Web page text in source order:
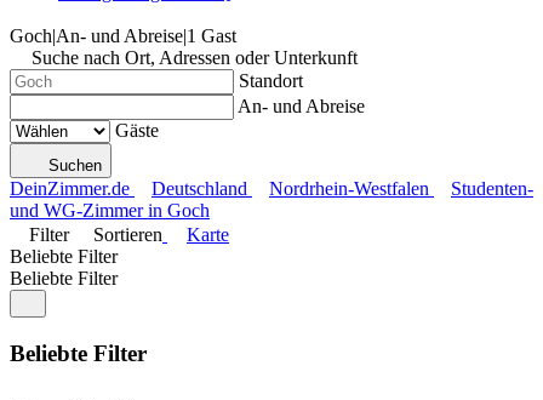
Goch|An- und Abreise|1 Gast
Suche nach Ort, Adressen oder Unterkunft
Standort
An- und Abreise
Gäste
Suchen
DeinZimmer.de Deutschland Nordrhein-Westfalen
Studenten-
und WG-Zimmer in Goch
Filter
Sortieren
Karte
Beliebte Filter
Beliebte Filter
Beliebte Filter